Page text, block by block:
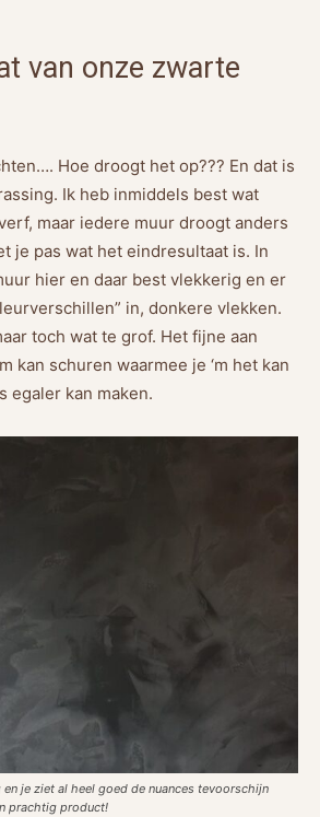
van onze zwarte
Hoe droogt het op??? En dat is
Ik heb inmiddels best wat
maar iedere muur droogt anders
je pas wat het eindresultaat is. In
hier en daar best vlekkerig en er
in, donkere vlekken.
toch wat te grof. Het fijne aan
kan schuren waarmee je ‘m het kan
egaler kan maken.
je ziet al heel goed de nuances tevoorschijn
prachtig product!